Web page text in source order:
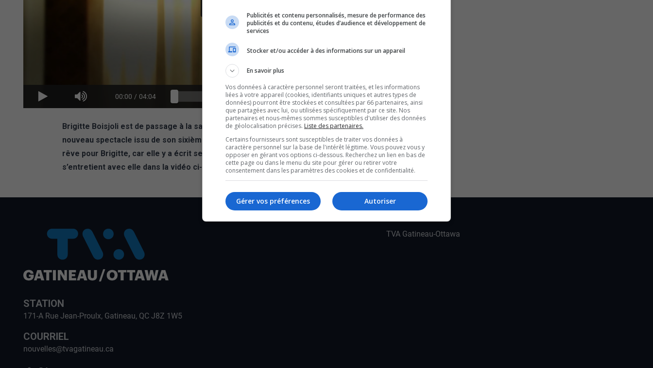
00:00 / 04:04
Brigitte Boisjoli est de passage à la salle Odyssée jeudi soir pour présenter son tout
nouveau spectacle issu de son sixième album. Intitulé « Mens-moi », cet album est un
rêve pour Brigitte, car elle y a écrit ses propres chansons. Anabelle St-Pierre
s’entretient avec elle dans la vidéo ci-dessus.
STATION
171-A Rue Jean-Proulx, Gatineau, QC J8Z 1W5
COURRIEL
nouvelles@tvagatineau.ca
TVA Gatineau-Ottawa
Publicités et contenu personnalisés, mesure de performance des
publicités et du contenu, études d’audience et développement de
services
Stocker et/ou accéder à des informations sur un appareil
En savoir plus
Vos données à caractère personnel seront traitées, et les informations
liées à votre appareil (cookies, identifiants uniques et autres types de
données) pourront être stockées et consultées par 66 partenaires, ainsi
que partagées avec lui, ou utilisées spécifiquement par ce site. Nos
partenaires et nous-mêmes sommes susceptibles d'utiliser des données
de géolocalisation précises. Liste des partenaires.
Certains fournisseurs sont susceptibles de traiter vos données à
caractère personnel sur la base de l'intérêt légitime. Vous pouvez vous y
opposer en gérant vos options ci-dessous. Recherchez un lien en bas de
cette page ou dans le menu du site pour gérer ou retirer votre
consentement dans les paramètres des cookies et de confidentialité.
Autoriser
Gérer vos préférences